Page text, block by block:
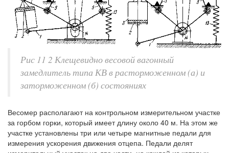
Рис 11 2 Клещевидно весовой вагонный
замедлитель типа КВ в расторможенном (а) и
заторможенном (б) состояниях
Весомер располагают на контрольном измерительном участке
за горбом горки, который имеет длину около 40 м. На этом же
участке установлены три или четыре магнитные педали для
измерения ускорения движения отцепа. Педали делят